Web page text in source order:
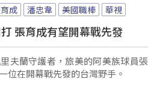
成 潘忠韋 美國職棒 華視
張育成有望開幕戰先發
夫蘭守護者，旅美的阿美族球員張
位在開幕戰先發的台灣野手。